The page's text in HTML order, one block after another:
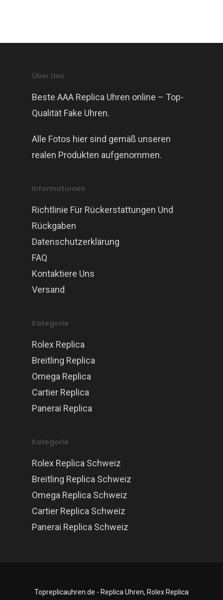
Über Uns
Beste AAA Replica Uhren online – Top-
Qualität Fake Uhren.
Alle Fotos hier sind gemäß unseren
realen Produkten aufgenommen.
Informationen
Richtlinie Für Rückerstattungen Und
Rückgaben
Datenschutzerklärung
FAQ
Kontaktiere Uns
Versand
Kategorie
Rolex Replica
Breitling Replica
Omega Replica
Cartier Replica
Panerai Replica
Kategorie
Rolex Replica Schweiz
Breitling Replica Schweiz
Omega Replica Schweiz
Cartier Replica Schweiz
Panerai Replica Schweiz
Topreplicauhren.de - Replica Uhren, Rolex Replica